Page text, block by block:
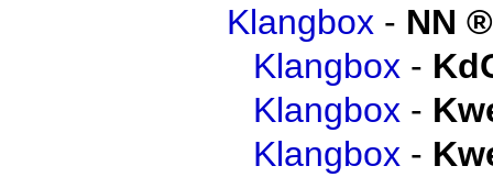
Klangbox - NN
Klangbox -
Klangbox -
Klangbox -